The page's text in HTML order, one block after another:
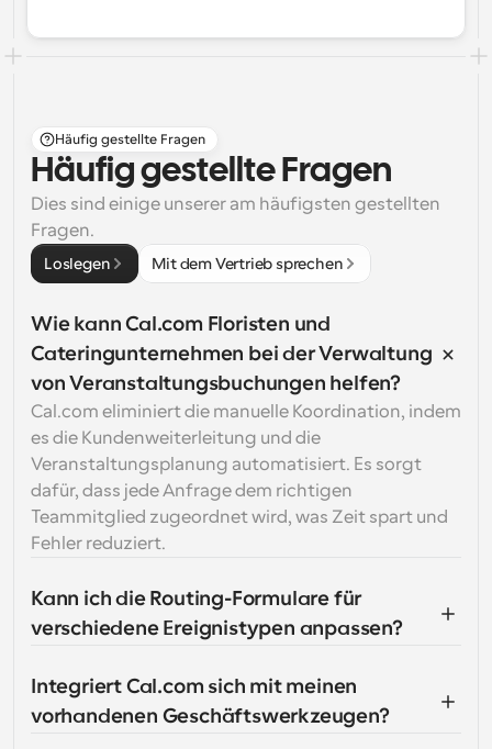
Häufig gestellte Fragen
Häufig gestellte Fragen
Dies sind einige unserer am häufigsten gestellten
Fragen.
Loslegen Mit dem Vertrieb sprechen
Wie kann Cal.com Floristen und
Cateringunternehmen bei der Verwaltung
von Veranstaltungsbuchungen helfen?
Cal.com eliminiert die manuelle Koordination, indem
es die Kundenweiterleitung und die
Veranstaltungsplanung automatisiert. Es sorgt
dafür, dass jede Anfrage dem richtigen
Teammitglied zugeordnet wird, was Zeit spart und
Fehler reduziert.
Kann ich die Routing-Formulare für
verschiedene Ereignistypen anpassen?
Integriert Cal.com sich mit meinen
vorhandenen Geschäftswerkzeugen?